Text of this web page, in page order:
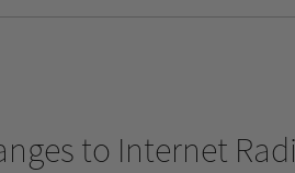
to Internet